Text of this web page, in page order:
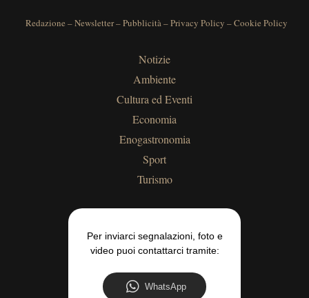
Redazione –Newsletter–Pubblicità–Privacy Policy –Cookie Policy
Notizie
Ambiente
Cultura ed Eventi
Economia
Enogastronomia
Sport
Turismo
Per inviarci segnalazioni, foto e
video puoi contattarci tramite:
WhatsApp